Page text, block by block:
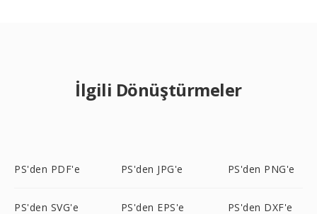
İlgili Dönüştürmeler
PS'den PDF'e PS'den JPG'e PS'den PNG'e
PS'den SVG'e PS'den EPS'e PS'den DXF'e